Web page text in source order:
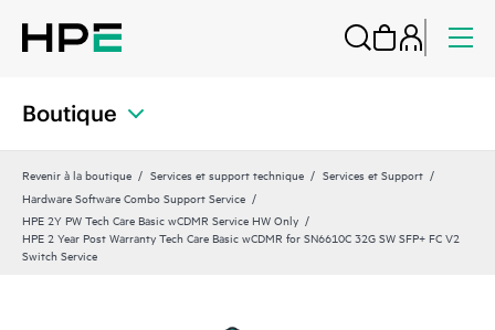
Boutique
Revenir à la boutique Services et support technique
Services et Support
Hardware Software Combo Support Service
HPE 2Y PW Tech Care Basic wCDMR Service HW Only
HPE 2 Year Post Warranty Tech Care Basic wCDMR for SN6610C 32G SW SFP+ FC V2
Switch Service